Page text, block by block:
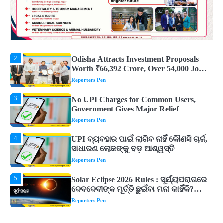
Odisha Attracts Investment Proposals
Worth ₹66,392 Crore, Over 54,000 Jobs
Expected
Reporters Pen
3
No UPI Charges for Common Users,
Government Gives Major Relief
Reporters Pen
4
UPI ବ୍ୟବହାର ପାଇଁ ଲାଗିବ ନାହିଁ କୌଣସି ଚାର୍ଜ,
ସାଧାରଣ ଲୋକଙ୍କୁ ବଡ଼ ଆଶ୍ୱସ୍ତି
Reporters Pen
5
Solar Eclipse 2026 Rules : ସୂର୍ଯ୍ୟପରାଗରେ
ଦେବଦେବୀଙ୍କ ମୂର୍ତ୍ତି ଛୁଇଁବା ମନା କାହିଁକି?
ଜାଣନ୍ତୁ ଏହା ପଛରେ ଥିବା ଧାର୍ମିକ ମାନ୍ୟତା
Reporters Pen
1
Dreaming of Gold, Peacock or Temple?
Know What These 5 Auspicious Dreams
Are Believed to Mean
Reporters Pen